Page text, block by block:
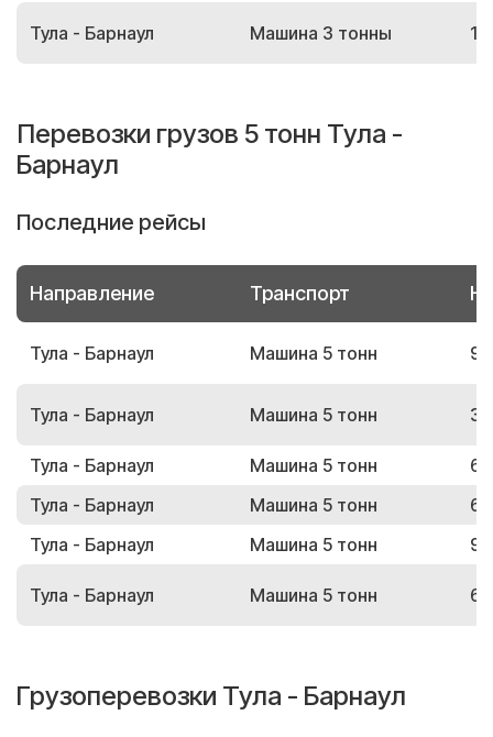
Тула - Барнаул Машина 3 тонны
Перевозки грузов 5 тонн Тула -
Барнаул
Последние рейсы
Направление Транспорт
Тула - Барнаул Машина 5 тонн
Тула - Барнаул Машина 5 тонн
Тула - Барнаул Машина 5 тонн
Тула - Барнаул
Машина 5 тонн
Тула - Барнаул
Машина 5 тонн
Тула - Барнаул Машина 5 тонн
Грузоперевозки Тула - Барнаул